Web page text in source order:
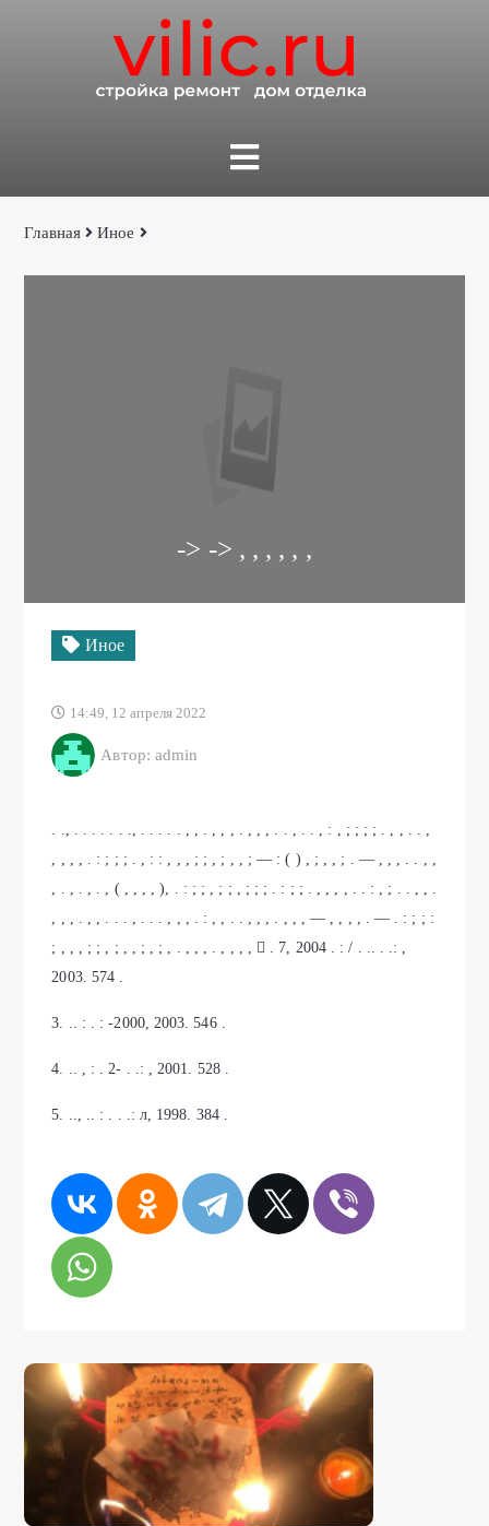
Главная Иное
-> -> , , , , , ,
Иное
14:49, 12 апреля 2022
Автор: admin
. ., . . . . . . ., . . . . . , , . , , , . , , , . . , . . , : , ; ; ; ; . , , . . ,
, , , , . : ; ; ; . , : : , , , ; ; , ; , , ; — : ( ) , ; , , ; . — , , , . . , ,
, . , . , . , ( , , , , ), . : ; ; , ; ; , ; ; ; . : ; ; . , , , , . . : , ; . . , , .
, , , . , , . . . , . . . , , , . : , , . . , , , . , , , — , , , , . — . : ; ; :
; , , , ; ; , ; , , ; , ; , . , , , . , , , ,  . 7, 2004 . : / . .. . .: ,
2003. 574 .
3. .. : . : -2000, 2003. 546 .
4. .. , : . 2- . .: , 2001. 528 .
5. .., .. : . . .: л, 1998. 384 .